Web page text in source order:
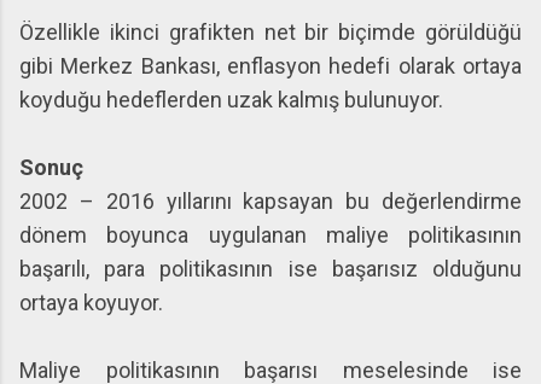
Özellikle ikinci grafikten net bir biçimde görüldüğü
gibi Merkez Bankası, enflasyon hedefi olarak ortaya
koyduğu hedeflerden uzak kalmış bulunuyor.
Sonuç
2002 – 2016 yıllarını kapsayan bu değerlendirme
dönem boyunca uygulanan maliye politikasının
başarılı, para politikasının ise başarısız olduğunu
ortaya koyuyor.
Maliye politikasının başarısı meselesinde ise